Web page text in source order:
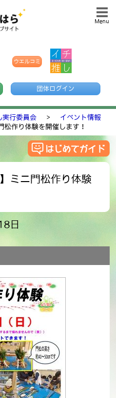
団体ログイン
ウエルコミ
Menu
実行委員会 >
イベント情報
松作り体験を開催します！
ミニ門松作り体験
日